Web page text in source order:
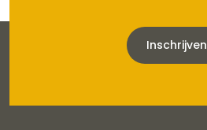
Inschrijven